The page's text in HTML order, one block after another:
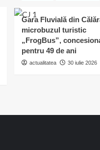
Gara Fluvială din
microbuzul turistic
„FrogBus”,
pentru 49 de ani
actualitatea 30 iulie 2026